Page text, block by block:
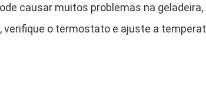
causar muitos problemas na geladeira,
verifique o termostato e ajuste a